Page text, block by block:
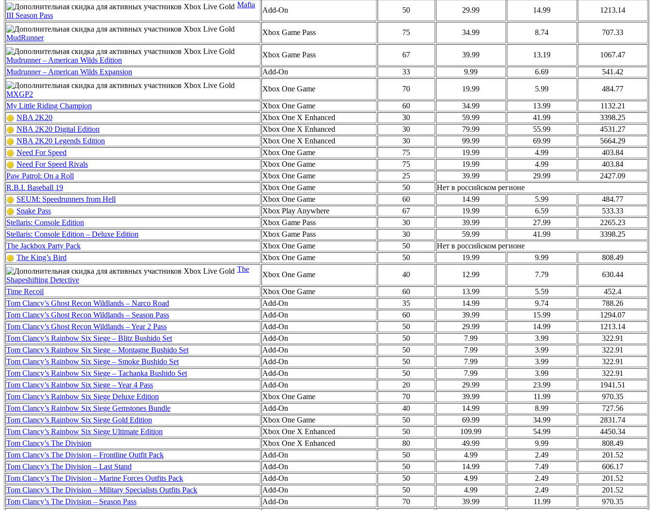
Mafia
III Season Pass
Add-On 50 29.99 14.99 1213.14
MudRunner
Xbox Game Pass 75 34.99 8.74 707.33
Mudrunner – American Wilds Edition
Xbox Game Pass 67 39.99 13.19 1067.47
Mudrunner – American Wilds Expansion Add-On 33 9.99 6.69 541.42
MXGP2
Xbox One Game 70 19.99 5.99 484.77
My Little Riding Champion Xbox One Game 60 34.99 13.99
1132.21
NBA 2K20
Xbox One X Enhanced 30 59.99 41.99
3398.25
NBA 2K20 Digital Edition
Xbox One X Enhanced 30 79.99 55.99
4531.27
NBA 2K20 Legends Edition
Xbox One X Enhanced 30 99.99 69.99
5664.29
Need For Speed
Xbox One Game 75 19.99 4.99
403.84
Need For Speed Rivals
Xbox One Game 75 19.99 4.99
403.84
Paw Patrol: On a Roll
Xbox One Game 25 39.99 29.99
2427.09
R.B.I. Baseball 19
Xbox One Game 50
Нет в российском регионе
SEUM: Speedrunners from Hell
Xbox One Game 60 14.99 5.99
484.77
Snake Pass
Xbox Play Anywhere 67 19.99 6.59
533.33
Stellaris: Console Edition
Xbox Game Pass 30 39.99 27.99
2265.23
Stellaris: Console Edition – Deluxe Edition
Xbox Game Pass 30 59.99 41.99
3398.25
The Jackbox Party Pack
Xbox One Game 50
Нет в российском регионе
The King’s Bird
Xbox One Game 50 19.99 9.99
808.49
The
Shapeshifting Detective
Xbox One Game 40 12.99 7.79 630.44
Time Recoil Xbox One Game 60 13.99 5.59
452.4
Tom Clancy’s Ghost Recon Wildlands – Narco Road
Add-On 35 14.99 9.74
788.26
Tom Clancy’s Ghost Recon Wildlands – Season Pass
Add-On 60 39.99 15.99
1294.07
Tom Clancy’s Ghost Recon Wildlands – Year 2 Pass
Add-On 50 29.99 14.99
1213.14
Tom Clancy’s Rainbow Six Siege – Blitz Bushido Set
Add-On 50 7.99 3.99
322.91
Tom Clancy’s Rainbow Six Siege – Montagne Bushido Set
Add-On 50 7.99 3.99
322.91
Tom Clancy’s Rainbow Six Siege – Smoke Bushido Set
Add-On 50 7.99 3.99
322.91
Tom Clancy’s Rainbow Six Siege – Tachanka Bushido Set
Add-On 50 7.99 3.99
322.91
Tom Clancy’s Rainbow Six Siege – Year 4 Pass
Add-On 20 29.99 23.99
1941.51
Tom Clancy’s Rainbow Six Siege Deluxe Edition
Xbox One Game 70 39.99 11.99
970.35
Tom Clancy’s Rainbow Six Siege Gemstones Bundle
Add-On 40 14.99 8.99
727.56
Tom Clancy’s Rainbow Six Siege Gold Edition
Xbox One Game 50 69.99 34.99
2831.74
Tom Clancy’s Rainbow Six Siege Ultimate Edition
Xbox One X Enhanced 50 109.99 54.99
4450.34
Tom Clancy’s The Division
Xbox One X Enhanced 80 49.99 9.99
808.49
Tom Clancy’s The Division – Frontline Outfit Pack
Add-On 50 4.99 2.49
201.52
Tom Clancy’s The Division – Last Stand
Add-On 50 14.99 7.49
606.17
Tom Clancy’s The Division – Marine Forces Outfits Pack
Add-On 50 4.99 2.49
201.52
Tom Clancy’s The Division – Military Specialists Outfits Pack
Add-On 50 4.99 2.49
201.52
Tom Clancy’s The Division – Season Pass
Add-On 70 39.99 11.99
970.35